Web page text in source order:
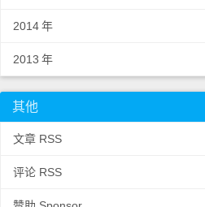
2014年
2013 年
其他
文章 RSS
评论 RSS